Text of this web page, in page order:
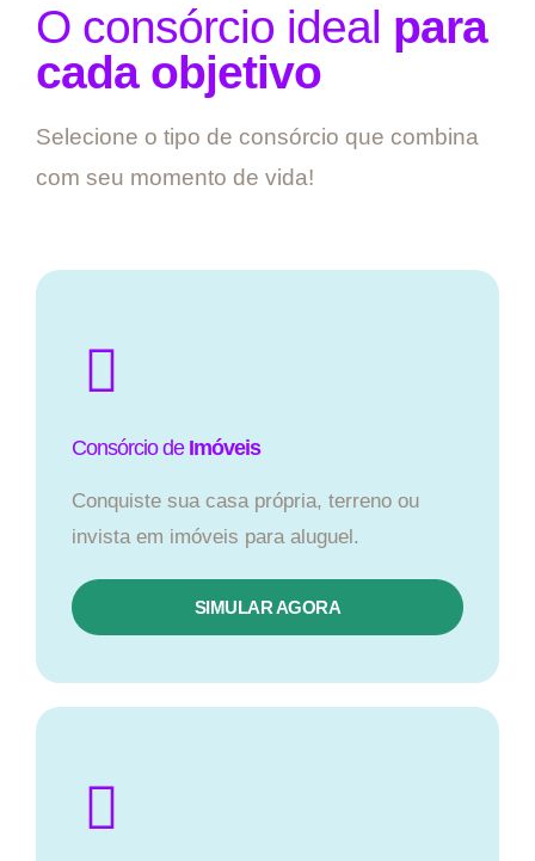
O consórcio ideal para
cada objetivo
Selecione o tipo de consórcio que combina
com seu momento de vida!
Consórcio de Imóveis
Conquiste sua casa própria, terreno ou
invista em imóveis para aluguel.
SIMULAR AGORA​